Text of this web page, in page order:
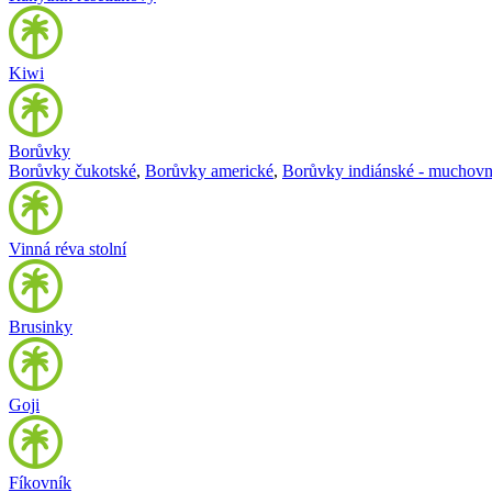
Kiwi
Borůvky
Borůvky čukotské, Borůvky americké, Borůvky indiánské -
Vinná réva stolní
Brusinky
Goji
Fíkovník